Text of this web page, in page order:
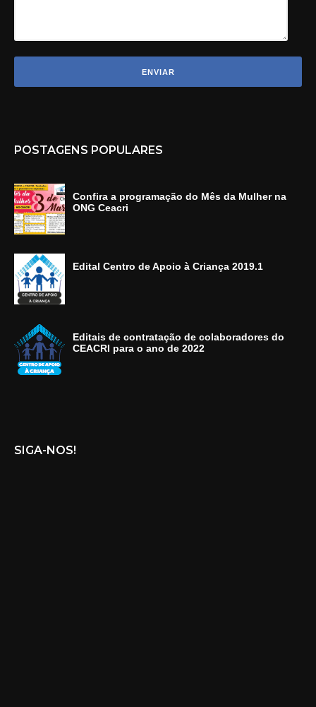
POSTAGENS POPULARES
Confira a programação do Mês da Mulher na
ONG Ceacri
Edital Centro de Apoio à Criança 2019.1
Editais de contratação de colaboradores do
CEACRI para o ano de 2022
SIGA-NOS!